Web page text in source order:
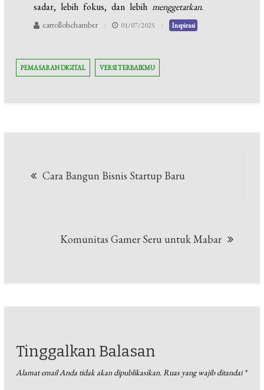
sadar, lebih fokus, dan lebihmenggetarkan.
carrollohchamber 01/07/2025 Inspirasi
PEMASARAN DIGITAL VERSI TERBAIKMU
Cara Bangun Bisnis Startup Baru
Komunitas Gamer Seru untuk Mabar
Tinggalkan Balasan
Alamat email Anda tidak akan dipublikasikan.Ruas yang wajib ditandai*